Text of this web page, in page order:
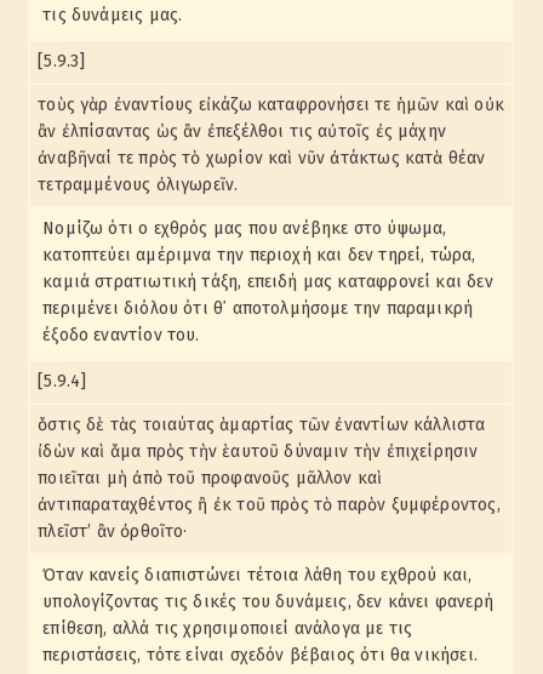
τις δυνάμεις μας.
[5.9.3]
τοὺς γὰρ ἐναντίους εἰκάζω καταφρονήσει τε ἡμῶν καὶ οὐκ
ἂν ἐλπίσαντας ὡς ἂν ἐπεξέλθοι τις αὐτοῖς ἐς μάχην
ἀναβῆναί τε πρὸς τὸ χωρίον καὶ νῦν ἀτάκτως κατὰ θέαν
τετραμμένους ὀλιγωρεῖν.
Νομίζω ότι ο εχθρός μας που ανέβηκε στο ύψωμα,
κατοπτεύει αμέριμνα την περιοχή και δεν τηρεί, τώρα,
καμιά στρατιωτική τάξη, επειδή μας καταφρονεί και δεν
περιμένει διόλου ότι θ᾽ αποτολμήσομε την παραμικρή
έξοδο εναντίον του.
[5.9.4]
ὅστις δὲ τὰς τοιαύτας ἁμαρτίας τῶν ἐναντίων κάλλιστα
ἰδὼν καὶ ἅμα πρὸς τὴν ἑαυτοῦ δύναμιν τὴν ἐπιχείρησιν
ποιεῖται μὴ ἀπὸ τοῦ προφανοῦς μᾶλλον καὶ
ἀντιπαραταχθέντος ἢ ἐκ τοῦ πρὸς τὸ παρὸν ξυμφέροντος,
πλεῖστ’ ἂν ὀρθοῖτο·
Όταν κανείς διαπιστώνει τέτοια λάθη του εχθρού και,
υπολογίζοντας τις δικές του δυνάμεις, δεν κάνει φανερή
επίθεση, αλλά τις χρησιμοποιεί ανάλογα με τις
περιστάσεις, τότε είναι σχεδόν βέβαιος ότι θα νικήσει.